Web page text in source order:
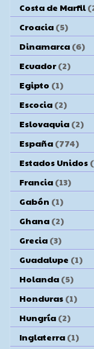
Costa de Marfil
Croacia (5)
Dinamarca (6)
Ecuador (2)
Egipto (1)
Escocia (2)
Eslovaquia (2)
España (774)
Estados Unidos
Francia (13)
Gabón (1)
Ghana (2)
Grecia (3)
Guadalupe (1)
Holanda (5)
Honduras (1)
Hungría (2)
Inglaterra (1)